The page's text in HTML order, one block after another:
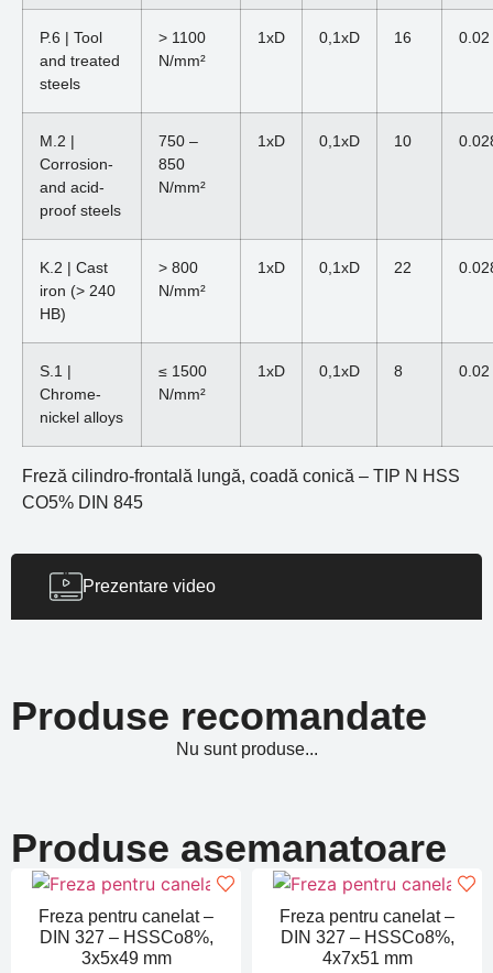
Prezentare video
P.6 | Tool
and treated
steels
> 1100
N/mm²
1xD 0,1xD 16 0.02
M.2 |
Corrosion-
and acid-
proof steels
750 –
850
N/mm²
1xD 0,1xD 10
K.2 | Cast
iron (> 240
HB)
> 800
N/mm²
1xD 0,1xD 22
S.1 |
Chrome-
nickel alloys
≤ 1500
N/mm²
1xD 0,1xD 8 0.02
Freză cilindro-frontală lungă, coadă conică – TIP N HSS
CO5% DIN 845
Produse recomandate
Nu sunt produse...
Produse asemanatoare
Freza pentru canelat –
DIN 327 – HSSCo8%,
3x5x49 mm
Freza pentru canelat –
DIN 327 – HSSCo8%,
4x7x51 mm